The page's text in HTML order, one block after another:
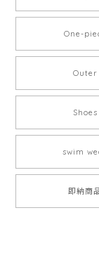
One-
Outer
Shoes
swim
即納商